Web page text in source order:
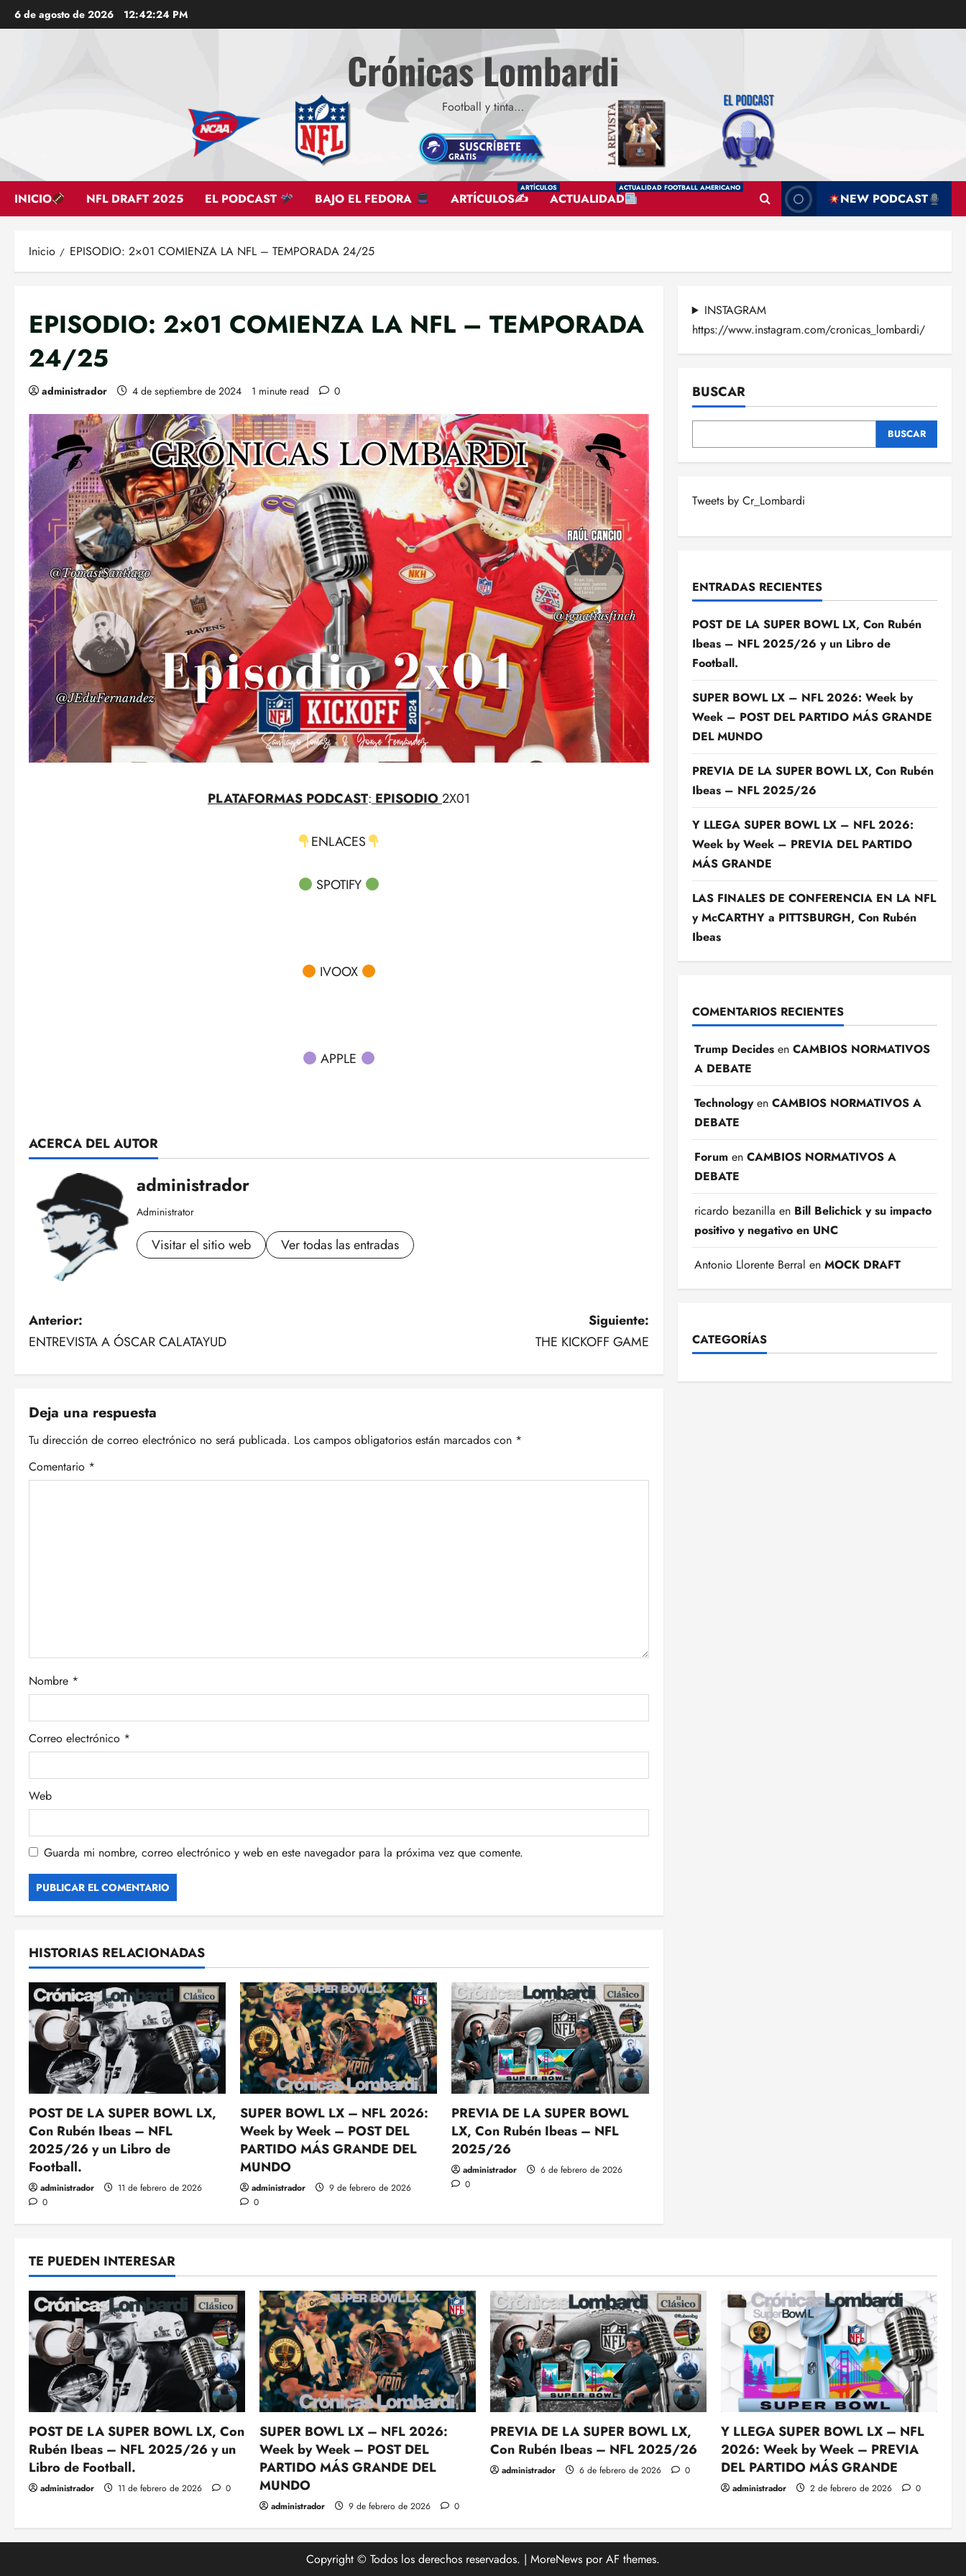
Saltar
al
6 de agosto de 2026 12:42:25 PM
Crónicas Lombardi
Football y tinta…
INICIO NFL DRAFT 2025 EL PODCAST BAJO EL FEDORA ARTÍCULOS✍
ARTÍCULOS
ACTUALIDAD
ACTUALIDAD FOOTBALL AMERICANO
NEW PODCAST
Inicio EPISODIO: 2×01 COMIENZA LA NFL – TEMPORADA 24/25
EPISODIO: 2×01 COMIENZA LA NFL – TEMPORADA
24/25
administrador 4 de septiembre de 2024 1 minute read 0
PLATAFORMAS PODCAST:EPISODIO2X01
ENLACES
SPOTIFY
IVOOX
APPLE
ACERCA DEL AUTOR
administrador
Administrator
Visitar el sitio web Ver todas las entradas
N
a
v
e
g
a
e
e
n
t
r
a
d
a
s
Anterior:
ENTREVISTA A ÓSCAR CALATAYUD
Siguiente:
THE KICKOFF GAME
Deja una respuesta
Tu dirección de correo electrónico no será publicada. Los campos obligatorios están marcados con *
Comentario *
Nombre *
Correo electrónico *
Web
Guarda mi nombre, correo electrónico y web en este navegador para la próxima vez que comente.
HISTORIAS RELACIONADAS
POST DE LA SUPER BOWL LX,
Con Rubén Ibeas – NFL
2025/26 y un Libro de
Football.
administrador
11 de febrero de 2026
0
SUPER BOWL LX – NFL 2026:
Week by Week – POST DEL
PARTIDO MÁS GRANDE DEL
MUNDO
administrador
9 de febrero de 2026
0
PREVIA DE LA SUPER BOWL
LX, Con Rubén Ibeas – NFL
2025/26
administrador
6 de febrero de 2026
0
INSTAGRAM
https://www.instagram.com/cronicas_lombardi/
BUSCAR
BUSCAR
Tweets by Cr_Lombardi
ENTRADAS RECIENTES
POST DE LA SUPER BOWL LX, Con Rubén
Ibeas – NFL 2025/26 y un Libro de
Football.
SUPER BOWL LX – NFL 2026: Week by
Week – POST DEL PARTIDO MÁS GRANDE
DEL MUNDO
PREVIA DE LA SUPER BOWL LX, Con Rubén
Ibeas – NFL 2025/26
Y LLEGA SUPER BOWL LX – NFL 2026:
Week by Week – PREVIA DEL PARTIDO
MÁS GRANDE
LAS FINALES DE CONFERENCIA EN LA NFL
y McCARTHY a PITTSBURGH, Con Rubén
Ibeas
COMENTARIOS RECIENTES
Trump Decidesen CAMBIOS NORMATIVOS
A DEBATE
Technologyen CAMBIOS NORMATIVOS A
DEBATE
Forumen CAMBIOS NORMATIVOS A
DEBATE
ricardo bezanilla en Bill Belichick y su impacto
positivo y negativo en UNC
Antonio Llorente Berral en MOCK DRAFT
CATEGORÍAS
TE PUEDEN INTERESAR
POST DE LA SUPER BOWL LX, Con
Rubén Ibeas – NFL 2025/26 y un
Libro de Football.
administrador 11 de febrero de 2026 0
SUPER BOWL LX – NFL 2026:
Week by Week – POST DEL
PARTIDO MÁS GRANDE DEL
MUNDO
administrador 9 de febrero de 2026 0
PREVIA DE LA SUPER BOWL LX,
Con Rubén Ibeas – NFL 2025/26
administrador 6 de febrero de 2026 0
Y LLEGA SUPER BOWL LX – NFL
2026: Week by Week – PREVIA
DEL PARTIDO MÁS GRANDE
administrador 2 de febrero de 2026 0
Copyright © Todos los derechos reservados. | MoreNews por AF themes.